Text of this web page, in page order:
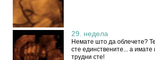
29. недела
Немате што да облечете?
сте единствените... а
трудни сте!